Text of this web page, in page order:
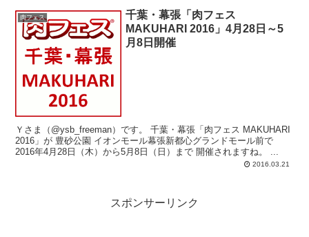
肉フェス
千葉・幕張「肉フェス
MAKUHARI 2016」4月28日～5
月8日開催
Ｙさま（@ysb_freeman）です。 千葉・幕張「肉フェス MAKUHARI
2016」が 豊砂公園 イオンモール幕張新都心グランドモール前で
2016.03.21
スポンサーリンク